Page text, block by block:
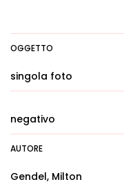
OGGETTO
singola foto
negativo
AUTORE
Gendel, Milton